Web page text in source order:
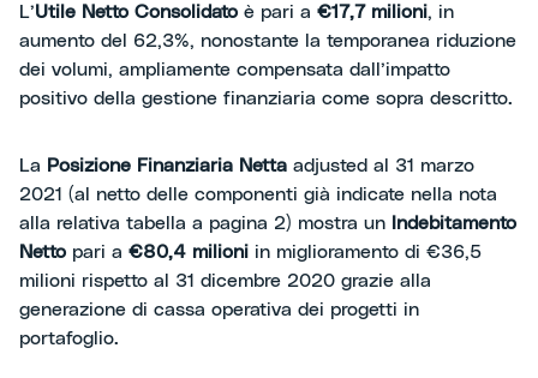
L’Utile Netto Consolidato è pari a €17,7 milioni, in
aumento del 62,3%, nonostante la temporanea riduzione
dei volumi, ampliamente compensata dall’impatto
positivo della gestione finanziaria come sopra descritto.
La Posizione Finanziaria Netta adjusted al 31 marzo
2021 (al netto delle componenti già indicate nella nota
alla relativa tabella a pagina 2) mostra un
Indebitamento
Netto pari a €80,4 milioni in miglioramento di €36,5
milioni rispetto al 31 dicembre 2020 grazie alla
generazione di cassa operativa dei progetti in
portafoglio.